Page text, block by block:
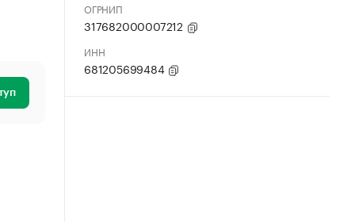
ОГРНИП
317682000007212
ИНН
681205699484